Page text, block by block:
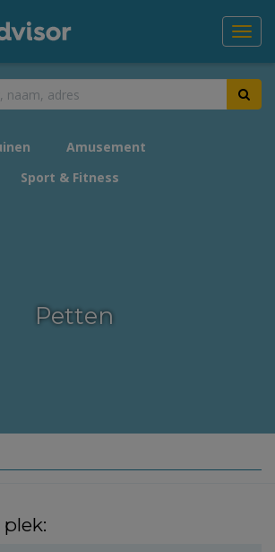
Amusement
Sport & Fitness
Petten